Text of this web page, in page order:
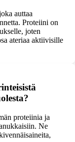
auttaa
Proteiini on
joten
ateriaa aktiivisille
proteiinia ja
Ne